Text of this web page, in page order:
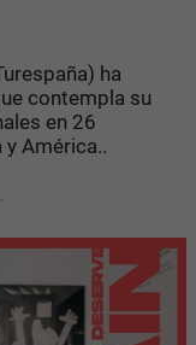
ha
contempla su
en 26
América..